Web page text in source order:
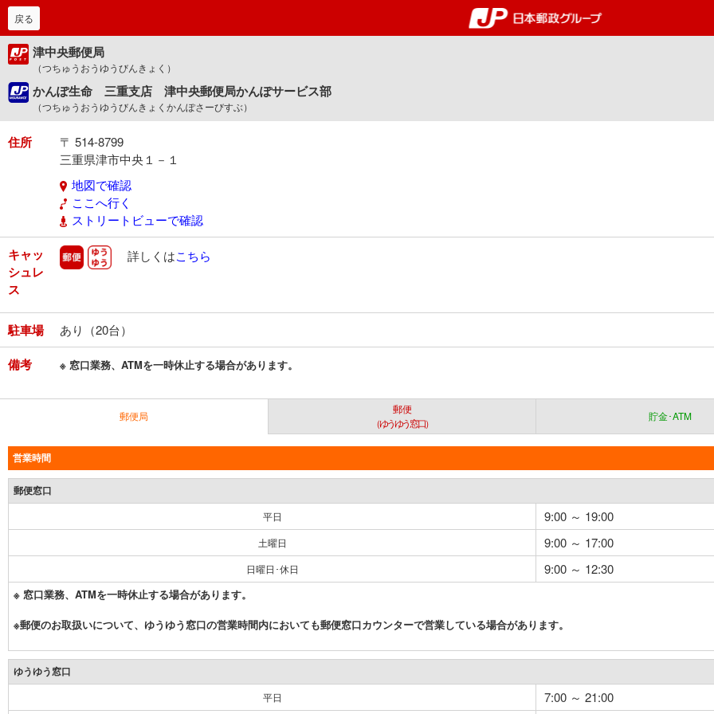
郵便局・日本郵政グルー
戻る
津中央郵便局
（つちゅうおうゆうびんきょく）
かんぽ生命 三重支店 津中央郵便局かんぽサービス部
（つちゅうおうゆうびんきょくかんぽさーびすぶ）
住所
〒 514-8799
三重県津市中央１－１
地図で確認
ここへ行く
ストリートビューで確認
キャッ
シュレ
ス
郵便 ゆうゆう
詳しくはこちら
駐車場 あり（20台）
備考 ※ 窓口業務、ATMを一時休止する場合があります。
郵便局
郵便
（ゆうゆう窓口）
貯金･ATM
営業時間
郵便窓口
平日 9:00 ～ 19:00
土曜日 9:00 ～ 17:00
日曜日･休日 9:00 ～ 12:30
※ 窓口業務、ATMを一時休止する場合があります。
※郵便のお取扱いについて、ゆうゆう窓口の営業時間内においても郵便窓口カウンターで営業している場合があります。
ゆうゆう窓口
平日 7:00 ～ 21:00